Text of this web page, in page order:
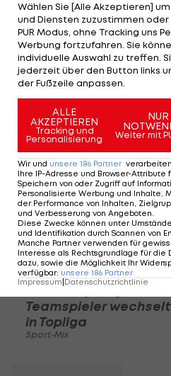
und für die Entscheidung
schießt Fortuna Düsseldorf
glänzt mit einem Tor und
Schöpf leistet zwei
unterliegt Aue 0:1, FSV
Mehr zum
Karrieresprung! ÖVV-
Teamspieler wechselt
in Topliga
Sport-Mix
Wählen Sie [Alle Akzeptieren]
und Diensten zuzustimmen oder
PUR Modus, ohne Tracking uns
Werbung fortzufahren. Sie
individuelle Auswahl zu treffen.
jederzeit über den Button links
der Fußzeile anpassen.
ALLE
AKZEPTIEREN
Tracking und
Personalisierung
NUR
Weiter mit
Wir und unsere 186 Partner
Ihre IP-Adresse und Browser-
Speichern von oder Zugriff auf
Personalisierte Werbung und Inhalte,
der Performance von Inhalten,
und Verbesserung von Angeboten.
Diese Zwecke können unter
und Identifikation durch Scannen von
Manche Partner verwenden für
Interesse als Rechtsgrundlage für die
dazu, sowie die Möglichkeit Ihr
verfügbar: unsere 186 Partner
Impressum Datenschutzrichtlinie